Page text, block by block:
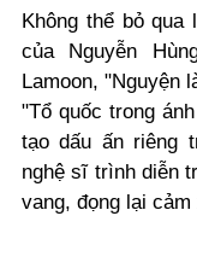
Không thể bỏ
của Nguyễn
Lamoon, "Nguyện
"Tổ quốc trong
tạo dấu ấn riêng
nghệ sĩ trình diễn
vang, đọng lại cảm